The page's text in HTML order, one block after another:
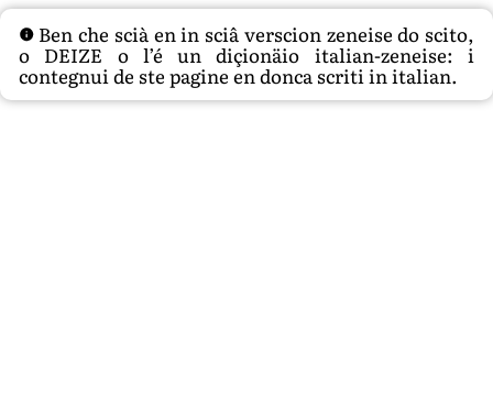
Ben che scià en in sciâ verscion zeneise do scito,
o DEIZE o l’é un diçionäio italian-zeneise: i
contegnui de ste pagine en donca scriti in italian.